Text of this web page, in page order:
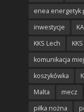
enea energetyk
inwestycje
KKS Lech
komunikacja
koszykówka
Malta
mecz
piłka nożna